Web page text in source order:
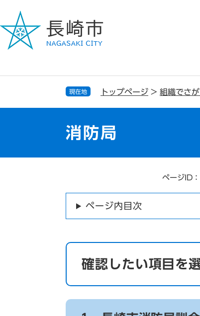
ジ
で
ュ
ば
現在地 トップページ > 組織でさ
消防局
ページID
ページ内目次
確認したい項目を